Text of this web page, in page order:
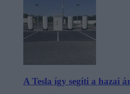
A Tesla így segíti a hazai